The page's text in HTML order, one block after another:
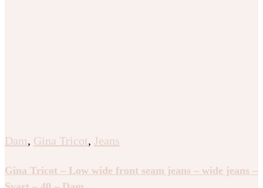
Dam, Gina Tricot, Jeans
Gina Tricot – Low wide front seam jeans – wide jeans –